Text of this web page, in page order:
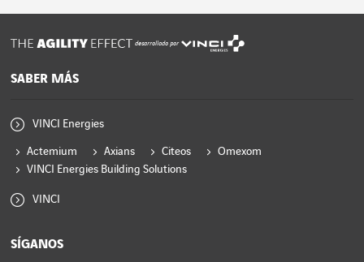
desarrollado por
SABER MÁS
VINCI Energies
Actemium Axians Citeos
Omexom
VINCI Energies Building Solutions
VINCI
SÍGANOS